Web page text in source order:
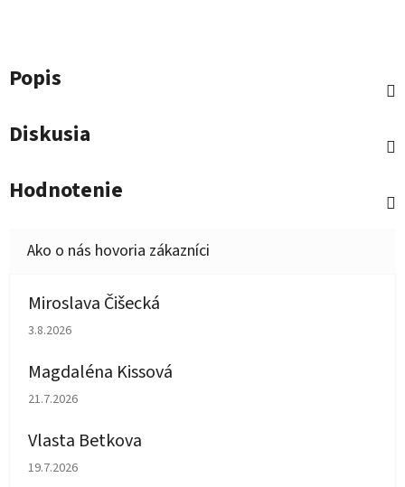
Popis
Diskusia
Hodnotenie
Miroslava Čišecká
Hodnotenie obchodu je 1 z 5 hviezdičiek.
3.8.2026
Magdaléna Kissová
Hodnotenie obchodu je 5 z 5 hviezdičiek.
21.7.2026
Vlasta Betkova
Hodnotenie obchodu je 5 z 5 hviezdičiek.
19.7.2026